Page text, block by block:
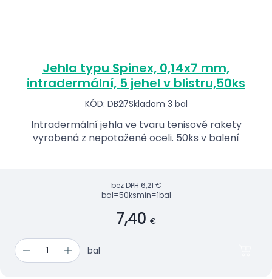
Jehla typu Spinex, 0,14x7 mm,
intradermální, 5 jehel v blistru,50ks
KÓD: DB27Skladom 3 bal
Intradermální jehla ve tvaru tenisové rakety
vyrobená z nepotažené oceli. 50ks v balení
bez DPH 6,21 €
bal=50ksmin=1bal
7,40 €
bal